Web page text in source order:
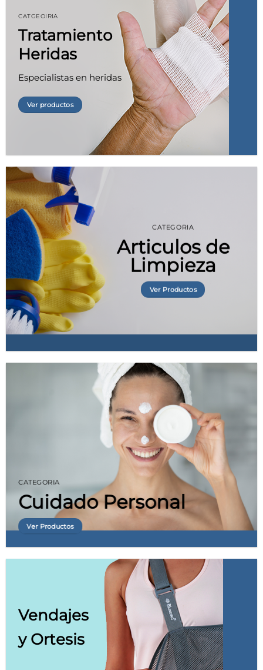
CATGEOIRIA
Tratamiento
Heridas
Especialistas en heridas
Ver productos
CATEGORIA
Articulos de
Limpieza
Ver Productos
CATEGORIA
Cuidado Personal
Ver Productos
Vendajes
yOrtesis